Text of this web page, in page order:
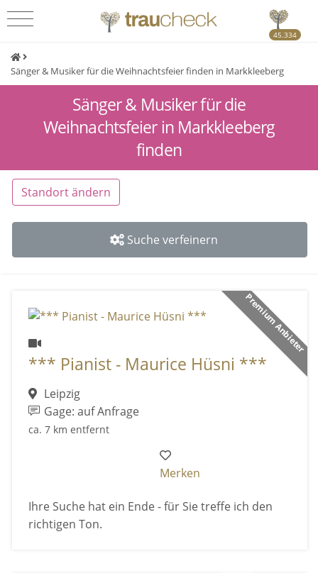
45.334
Sänger & Musiker für die Weihnachtsfeier finden in Markkleeberg
Sänger & Musiker für die
Weihnachtsfeier in Markkleeberg
finden
Standort ändern
Suche verfeinern
Premium Anbieter
*** Pianist - Maurice Hüsni ***
Leipzig
Gage: auf Anfrage
ca. 7 km entfernt
Merken
Ihre Suche hat ein Ende - für Sie treffe ich den
richtigen Ton.